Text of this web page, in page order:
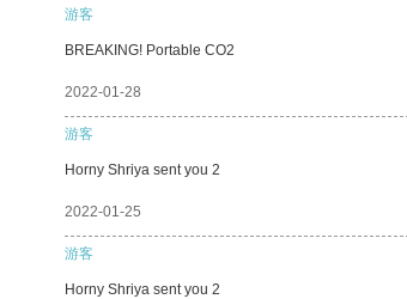
游客
BREAKING! Portable CO2
2022-01-28
游客
Horny Shriya sent you 2
2022-01-25
游客
Horny Shriya sent you 2